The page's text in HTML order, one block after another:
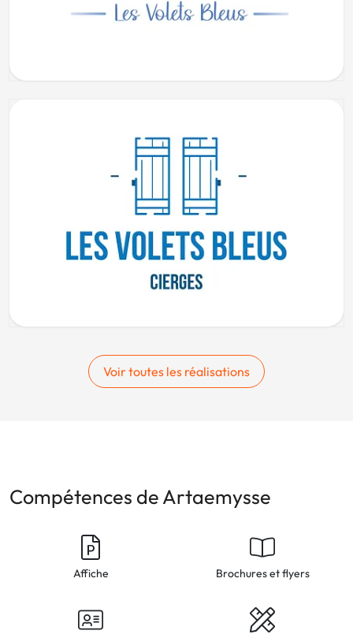
Voir toutes les réalisations
Compétences de Artaemysse
Affiche Brochures et flyers